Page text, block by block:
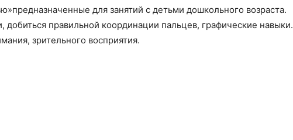
для занятий с детьми дошкольного возраста.
правильной координации пальцев, графические навыки.
зрительного восприятия.